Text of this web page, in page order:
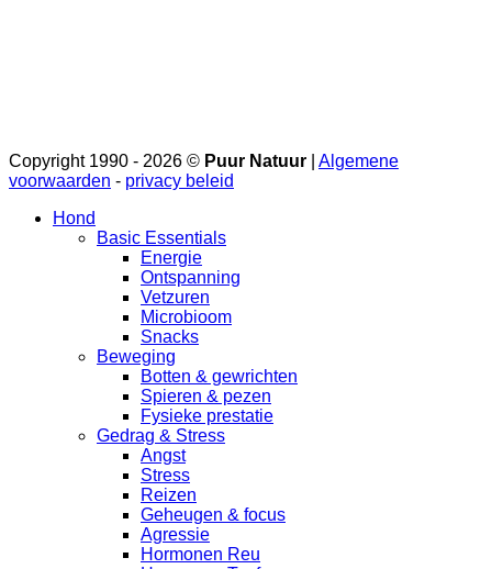
Copyright 1990 - 2026 © Puur Natuur
Algemene
voorwaarden - privacy beleid
Hond
Basic Essentials
Energie
Ontspanning
Vetzuren
Microbioom
Snacks
Beweging
Botten & gewrichten
Spieren & pezen
Fysieke prestatie
Gedrag & Stress
Angst
Stress
Reizen
Geheugen & focus
Agressie
Hormonen Reu